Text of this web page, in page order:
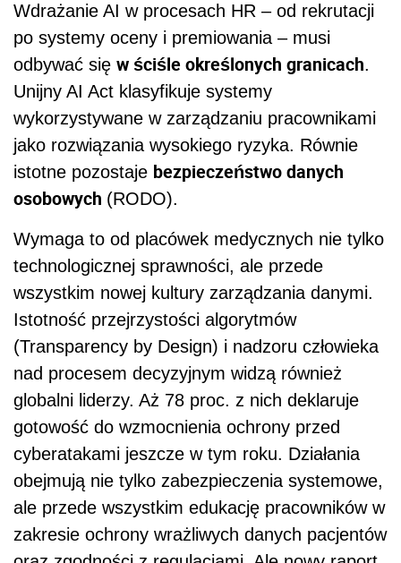
Wdrażanie AI w procesach HR – od rekrutacji
po systemy oceny i premiowania – musi
odbywać się w ściśle określonych granicach.
Unijny AI Act klasyfikuje systemy
wykorzystywane w zarządzaniu pracownikami
jako rozwiązania wysokiego ryzyka. Równie
istotne pozostaje bezpieczeństwo danych
osobowych (RODO).
Wymaga to od placówek medycznych nie tylko
technologicznej sprawności, ale przede
wszystkim nowej kultury zarządzania danymi.
Istotność przejrzystości algorytmów
(Transparency by Design) i nadzoru człowieka
nad procesem decyzyjnym widzą również
globalni liderzy. Aż 78 proc. z nich deklaruje
gotowość do wzmocnienia ochrony przed
cyberatakami jeszcze w tym roku. Działania
obejmują nie tylko zabezpieczenia systemowe,
ale przede wszystkim edukację pracowników w
zakresie ochrony wrażliwych danych pacjentów